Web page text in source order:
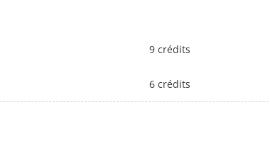
9 crédits
6 crédits